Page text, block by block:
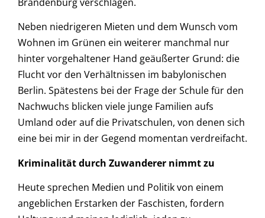
Neben niedrigeren Mieten und dem Wunsch vom
Wohnen im Grünen ein weiterer manchmal nur
hinter vorgehaltener Hand geäußerter Grund: die
Flucht vor den Verhältnissen im babylonischen
Berlin. Spätestens bei der Frage der Schule für den
Nachwuchs blicken viele junge Familien aufs
Umland oder auf die Privatschulen, von denen sich
eine bei mir in der Gegend momentan verdreifacht.
Kriminalität durch Zuwanderer nimmt zu
Heute sprechen Medien und Politik von einem
angeblichen Erstarken der Faschisten, fordern